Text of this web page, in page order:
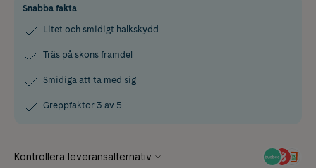
Snabba fakta
Litet och smidigt halkskydd
Träs på skons framdel
Smidiga att ta med sig
Greppfaktor 3 av 5